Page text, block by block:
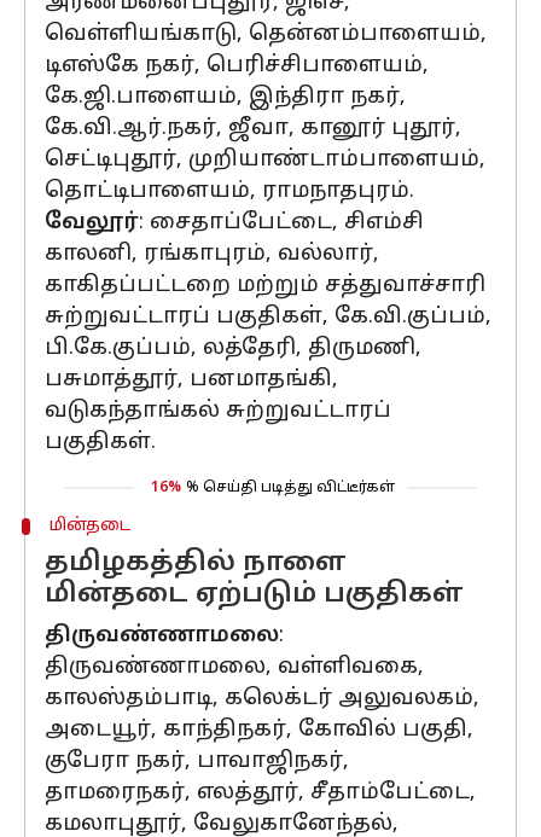
வெள்ளியங்காடு, தென்னம்பாளையம்,
டிஎஸ்கே நகர், பெரிச்சிபாளையம்,
கே.ஜி.பாளையம், இந்திரா நகர்,
கே.வி.ஆர்.நகர், ஜீவா, கானூர் புதூர்,
செட்டிபுதூர், முறியாண்டாம்பாளையம்,
தொட்டிபாளையம், ராமநாதபுரம்.
வேலூர்: சைதாப்பேட்டை, சிஎம்சி
காலனி, ரங்காபுரம், வல்லார்,
காகிதப்பட்டறை மற்றும் சத்துவாச்சாரி
சுற்றுவட்டாரப் பகுதிகள், கே.வி.குப்பம்,
பி.கே.குப்பம், லத்தேரி, திருமணி,
பசுமாத்தூர், பனமாதங்கி,
வடுகந்தாங்கல் சுற்றுவட்டாரப்
பகுதிகள்.
16% % செய்தி படித்து விட்டீர்கள்
மின்தடை
தமிழகத்தில் நாளை
மின்தடை ஏற்படும் பகுதிகள்
திருவண்ணாமலை:
திருவண்ணாமலை, வள்ளிவகை,
காலஸ்தம்பாடி, கலெக்டர் அலுவலகம்,
அடையூர், காந்திநகர், கோவில் பகுதி,
குபேரா நகர், பாவாஜிநகர்,
தாமரைநகர், எலத்தூர், சீதாம்பேட்டை,
கமலாபுதூர், வேலுகானேந்தல்,